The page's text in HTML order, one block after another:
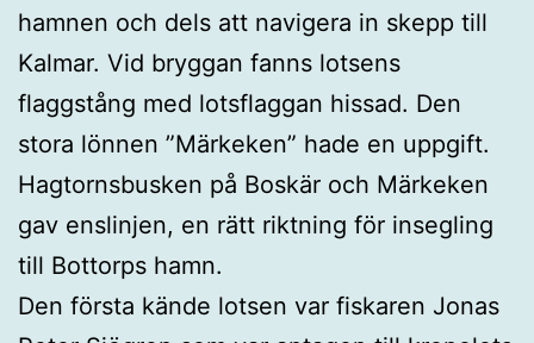
hamnen och dels att navigera in skepp till
Kalmar. Vid bryggan fanns lotsens
flaggstång med lotsflaggan hissad. Den
stora lönnen ”Märkeken” hade en uppgift.
Hagtornsbusken på Boskär och Märkeken
gav enslinjen, en rätt riktning för insegling
till Bottorps hamn.
Den första kände lotsen var fiskaren Jonas